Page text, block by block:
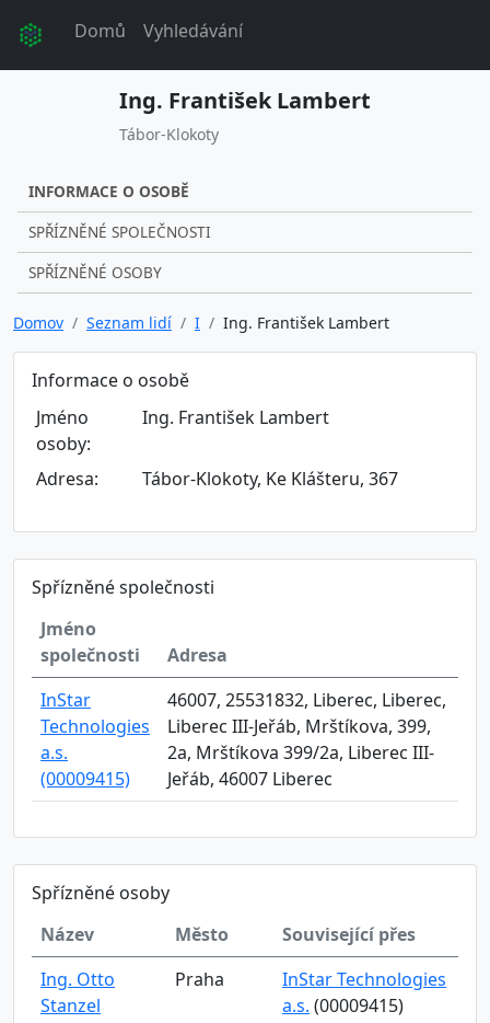
Domů Vyhledávání
Ing. František Lambert
Tábor-Klokoty
INFORMACE O OSOBĚ
SPŘÍZNĚNÉ SPOLEČNOSTI
SPŘÍZNĚNÉ OSOBY
Domov Seznam lidí I Ing. František Lambert
Informace o osobě
Jméno
osoby:
Ing. František Lambert
Adresa: Tábor-Klokoty, Ke Klášteru, 367
Spřízněné společnosti
Jméno
společnosti
Adresa
InStar
Technologies
a.s.
(00009415)
46007, 25531832, Liberec, Liberec,
Liberec III-Jeřáb, Mrštíkova, 399,
2a, Mrštíkova 399/2a, Liberec III-
Jeřáb, 46007 Liberec
Spřízněné osoby
Název
Město
Související přes
Ing. Otto
Stanzel
Praha
InStar Technologies
a.s. (00009415)